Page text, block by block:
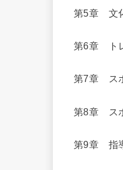
第5章 文
第6章 ト
第7章 ス
第8章 ス
第9章 指